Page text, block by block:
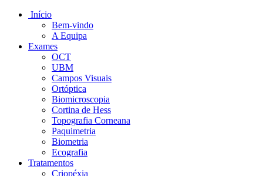
Início
Bem-vindo
A Equipa
Exames
OCT
UBM
Campos Visuais
Ortóptica
Biomicroscopia
Cortina de Hess
Topografia Corneana
Paquimetria
Biometria
Ecografia
Tratamentos
Criopéxia